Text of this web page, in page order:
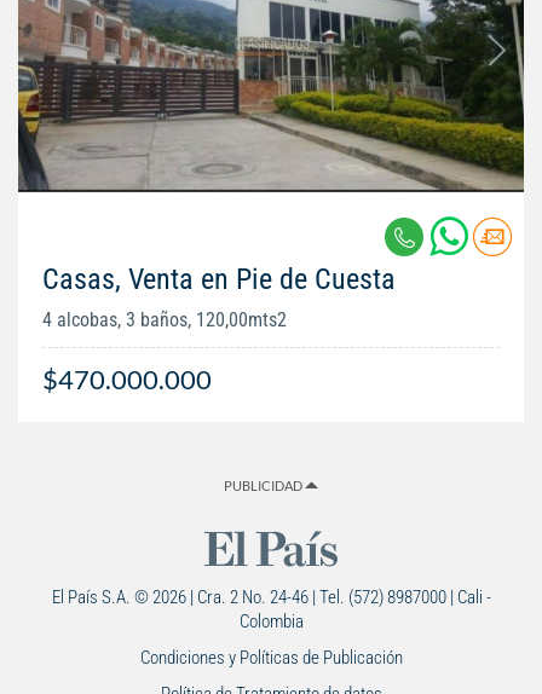
Casas, Venta en Pie de Cuesta
4 alcobas, 3 baños, 120,00mts2
$470.000.000
PUBLICIDAD
El País S.A. © 2026 | Cra. 2 No. 24-46 | Tel. (572) 8987000 | Cali -
Colombia
Condiciones y Políticas de Publicación